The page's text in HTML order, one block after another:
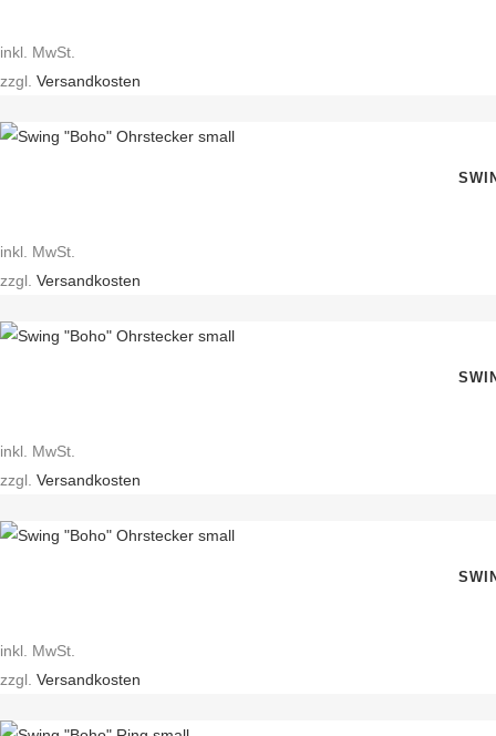
inkl. MwSt.
zzgl. Versandkosten
inkl. MwSt.
zzgl. Versandkosten
inkl. MwSt.
zzgl. Versandkosten
inkl. MwSt.
zzgl. Versandkosten